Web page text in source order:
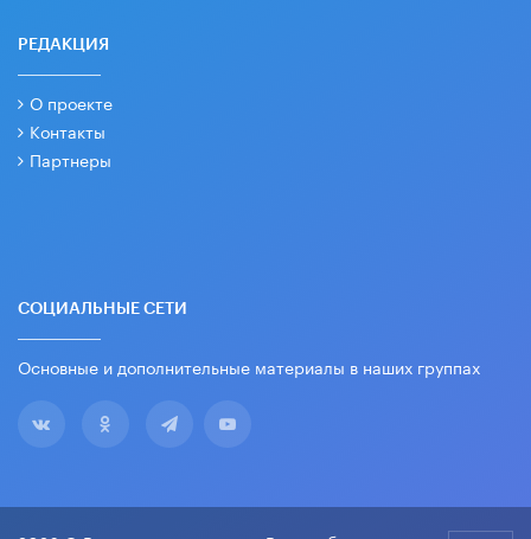
РЕДАКЦИЯ
О проекте
Контакты
Партнеры
СОЦИАЛЬНЫЕ СЕТИ
Основные и дополнительные материалы в наших группах